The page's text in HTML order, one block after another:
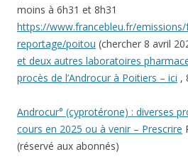
moins à 6h31 et 8h31
https://www.francebleu.fr/
reportage/poitou (chercher 8 avril
et deux autres laboratoires
procès de l’Androcur à Poitiers – ici ,
Androcur° (cyprotérone) : diverses
cours en 2025 ou à venir – Prescrire
(réservé aux abonnés)